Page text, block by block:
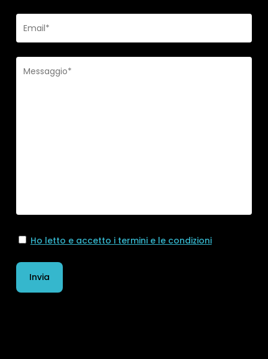
Ho letto e accetto i termini e le condizioni